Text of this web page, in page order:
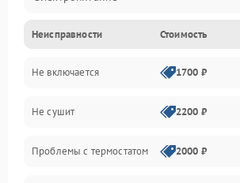
Нагрев
Механические повреждения
Оптика
Программное обеспечение
Неисправности Стоимость
Не включается 1700 ₽
Не сушит 2200 ₽
Проблемы с термостатом 2000 ₽